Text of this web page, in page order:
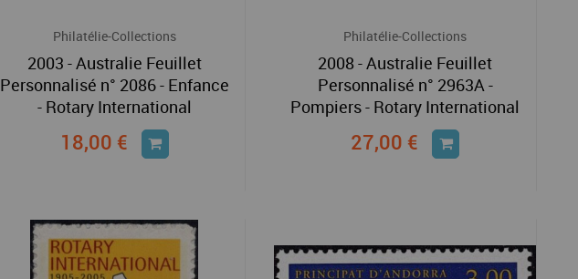
Philatélie-Collections
2003 - Australie Feuillet
Personnalisé n° 2086 - Enfance
- Rotary International
18,00 €
Philatélie-Collections
2008 - Australie Feuillet
Personnalisé n° 2963A -
Pompiers - Rotary International
27,00 €